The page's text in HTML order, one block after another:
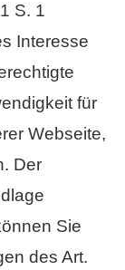
S. 1
Interesse
für
Webseite,
Der
Sie
des Art.